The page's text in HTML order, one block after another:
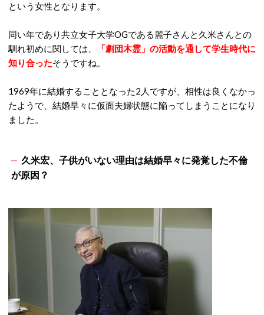
という女性となります。
同い年であり共立女子大学OGである麗子さんと久米さんとの
馴れ初めに関しては、
「劇団木霊」の活動を通して学生時代に
知り合ったそうですね。
1969年に結婚することとなった2人ですが、相性は良くなかっ
たようで、結婚早々に仮面夫婦状態に陥ってしまうことになり
ました。
久米宏、子供がいない理由は結婚早々に発覚した不倫
が原因？